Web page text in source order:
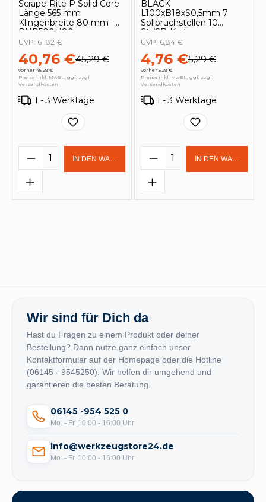
Scrape-Rite P Solid Core
Länge 565 mm
Klingenbreite 80 mm -
PHR500H80
40,76 €45,29 €
vorher 45,29 €
UVP: 61,82 €
Preise inkl. MwSt., ggf. zzgl.
Versandkosten
1 - 3 Werktage
Produkt Anzahl: Gib den
IN DEN WARENKORB
BLACK
L100xB18xS0,5mm 7
Sollbruchstellen 10
St./SB-Karte
4,76 €5,29 €
vorher 5,29 €
UVP: 6,84 €
Preise inkl. MwSt., ggf. zzgl.
Versandkosten
1 - 3 Werktage
Produkt Anzahl:
IN DEN
Wir sind für Dich da
Hast du Fragen zu einem Produkt oder deiner
Bestellung? Dann nutze ganz einfach unser
Kontaktformular auf der Homepage oder die Hotline
(06145 - 9545250). Wir helfen dir umgehend und
garantieren die besten Beratung.
06145 -954 525 0
Mo. - Fr. 10:00 - 16:00 Uhr
info@werkzeugstore24.de
Mo. - Fr. 10:00 - 16:00 Uhr